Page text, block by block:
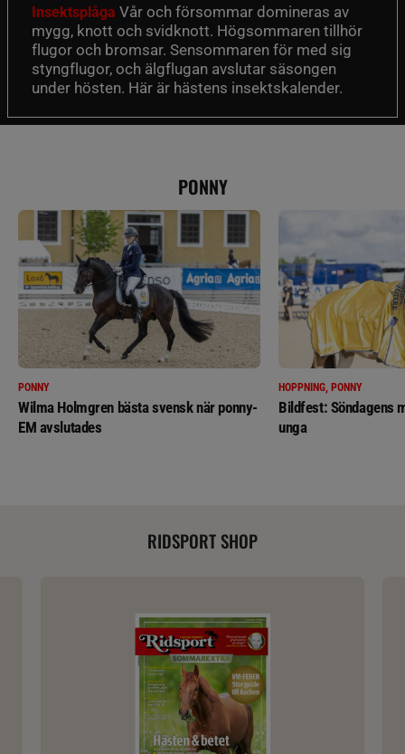
Insektsplåga Vår och försommar domineras av
mygg, knott och svidknott. Högsommaren tillhör
flugor och bromsar. Sensommaren för med sig
styngflugor, och älgflugan avslutar säsongen
under hösten. Här är hästens insektskalender.
PONNY
PONNY
Wilma Holmgren bästa svensk när ponny-
EM avslutades
HOPPNING, PONNY
Bildfest: Söndagens
unga
RIDSPORT SHOP